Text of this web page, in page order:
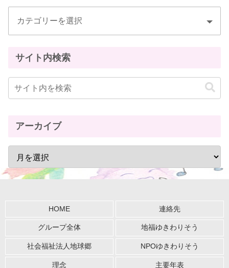
サイト内検索
アーカイブ
HOME 連絡先
グループ全体 地福ゆきわりそう
社会福祉法人地球郷 NPOゆきわりそう
理念 主要年表